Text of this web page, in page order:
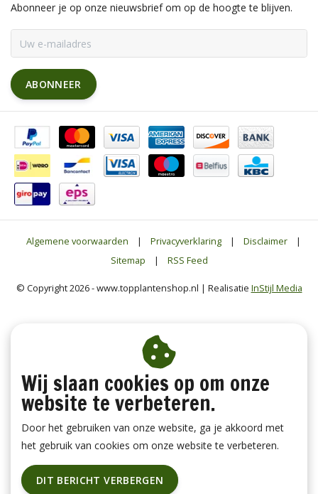
Abonneer je op onze nieuwsbrief om op de hoogte te blijven.
ABONNEER
Algemene voorwaarden | Privacyverklaring | Disclaimer
|
Sitemap
| RSS Feed
© Copyright 2026 - www.topplantenshop.nl | Realisatie InStijl Media
Wij slaan cookies op om onze
website te verbeteren.
Door het gebruiken van onze website, ga je akkoord met
het gebruik van cookies om onze website te verbeteren.
DIT BERICHT VERBERGEN